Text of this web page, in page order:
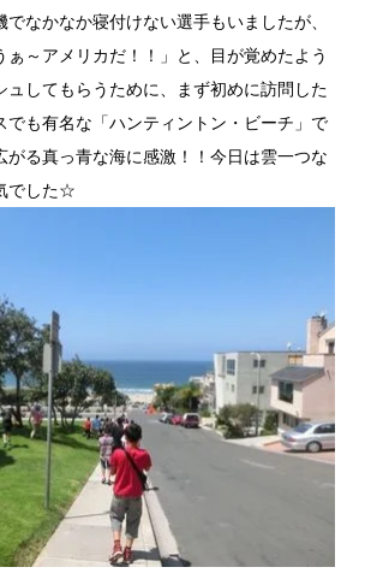
なかなか寝付けない選手もいましたが、
ぁ～アメリカだ！！」と、目が覚めたよう
ュしてもらうために、まず初めに訪問した
でも有名な「ハンティントン・ビーチ」で
がる真っ青な海に感激！！今日は雲一つな
でした☆